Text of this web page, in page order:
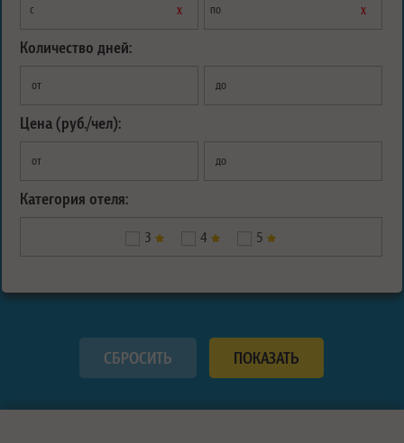
с х по х
Количество дней:
от до
Цена (руб./чел):
от до
Категория отеля:
3 4 5